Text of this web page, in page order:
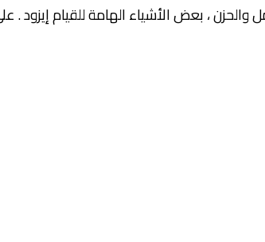
، بعض الأشياء الهامة للقيام إيزود .